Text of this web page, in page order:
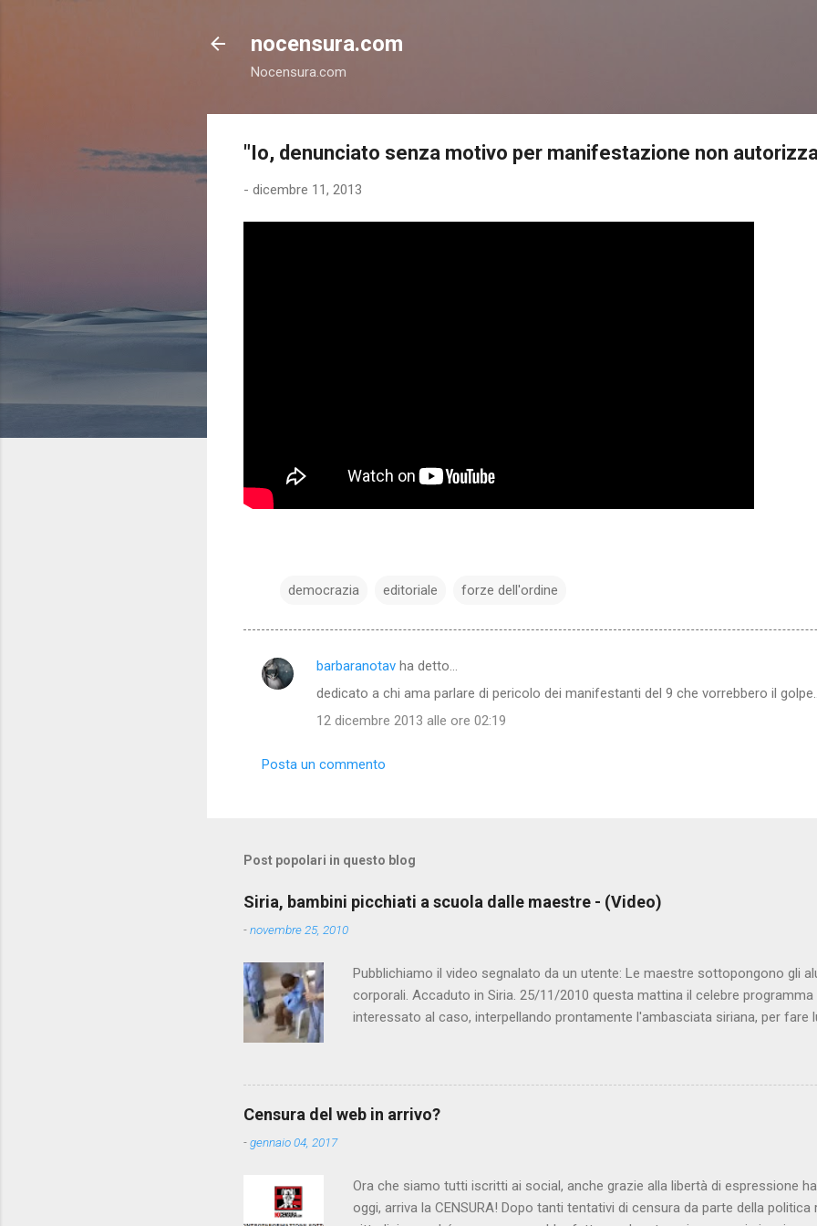
nocensura.com
Nocensura.com
"Io, denunciato senza motivo per manifestazione non
- dicembre 11, 2013
democrazia editoriale forze dell'ordine
C
i
barbaranotav ha detto…
dedicato a chi ama parlare di pericolo dei manifestanti del 9 che vorrebbero il
12 dicembre 2013 alle ore 02:19
Posta un commento
Post popolari in questo blog
Siria, bambini picchiati a scuola dalle maestre - (Video)
-novembre 25, 2010
Pubblichiamo il video segnalato da un utente: Le maestre sottopongono gli
corporali. Accaduto in Siria. 25/11/2010 questa mattina il celebre programma
interessato al caso, interpellando prontamente l'ambasciata siriana, per fare
Censura del web in arrivo?
-gennaio 04, 2017
Ora che siamo tutti iscritti ai social, anche grazie alla libertà di espressione
oggi, arriva la CENSURA! Dopo tanti tentativi di censura da parte della